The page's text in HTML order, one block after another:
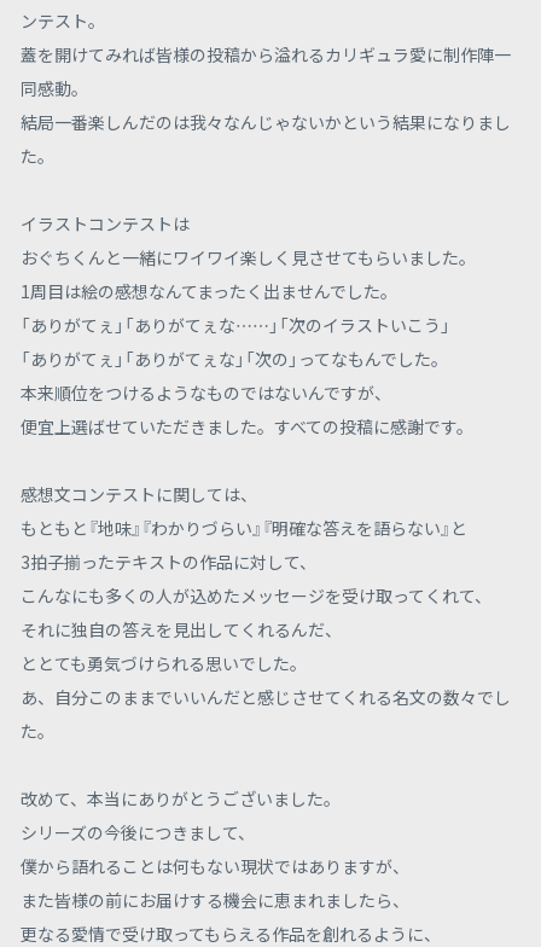
ンテスト。
蓋を開けてみれば皆様の投稿から溢れるカリギュラ愛に制作陣一
同感動。
結局一番楽しんだのは我々なんじゃないかという結果になりまし
た。
イラストコンテストは
おぐちくんと一緒にワイワイ楽しく見させてもらいました。
1周目は絵の感想なんてまったく出ませんでした。
「ありがてぇ」「ありがてぇな……」「次のイラストいこう」
「ありがてぇ」「ありがてぇな」「次の」ってなもんでした。
本来順位をつけるようなものではないんですが、
便宜上選ばせていただきました。すべての投稿に感謝です。
感想文コンテストに関しては、
もともと『地味』『わかりづらい』『明確な答えを語らない』と
3拍子揃ったテキストの作品に対して、
こんなにも多くの人が込めたメッセージを受け取ってくれて、
それに独自の答えを見出してくれるんだ、
ととても勇気づけられる思いでした。
あ、自分このままでいいんだと感じさせてくれる名文の数々でし
た。
改めて、本当にありがとうございました。
シリーズの今後につきまして、
僕から語れることは何もない現状ではありますが、
また皆様の前にお届けする機会に恵まれましたら、
更なる愛情で受け取ってもらえる作品を創れるように、